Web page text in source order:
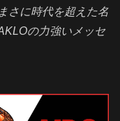
さに時代を超えた名
の力強いメッセ